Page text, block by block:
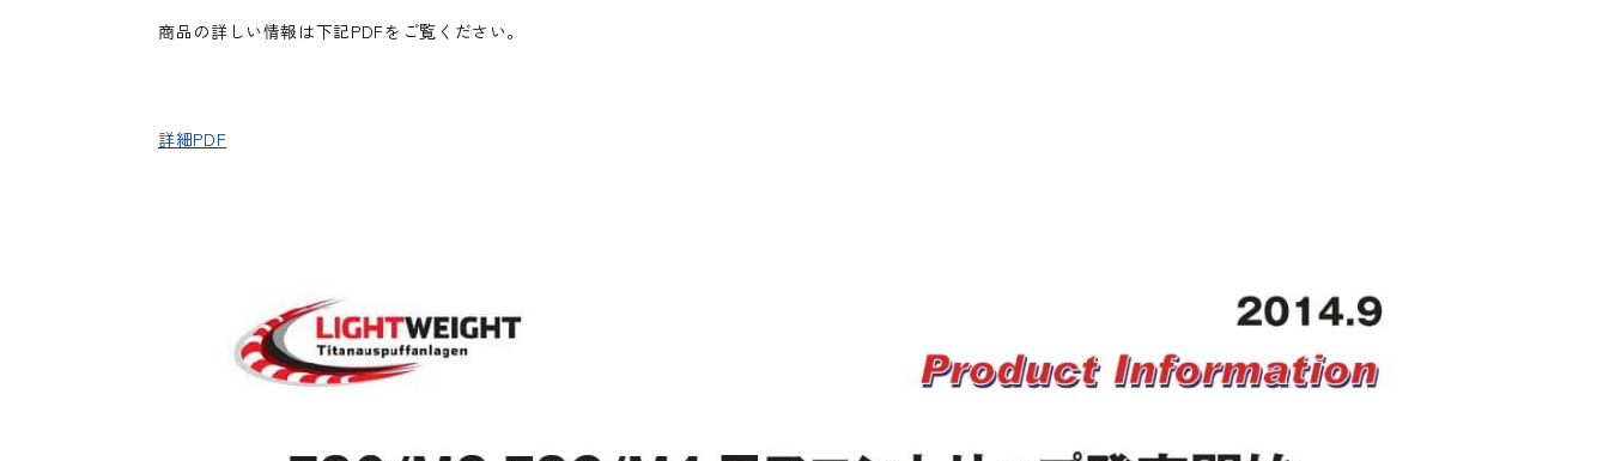
商品の詳しい情報は下記PDFをご覧ください。
詳細PDF